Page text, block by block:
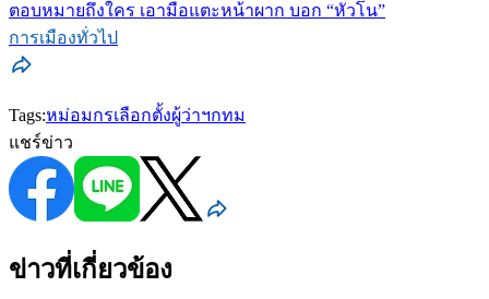
ตอบหมายถึงใคร เอามือแตะหน้าผาก บอก “หัวโน”
การเมืองทั่วไป
Tags:หม่อมกรเลือกตั้งผู้ว่าฯกทม
แชร์ข่าว
ข่าวที่เกี่ยวข้อง